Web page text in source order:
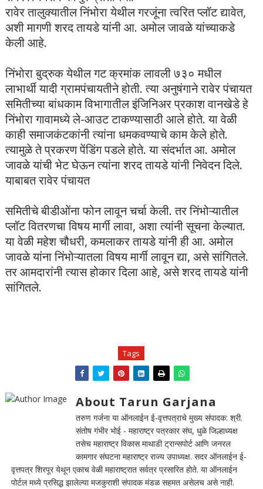
रावेर तालुक्यातील निंभोरा येथील गरजूंना त्वरित प्लॉट द्यावेत,
अशी मागणी शरद तायडे यांनी आ. अमोल जावळे यांच्याकडे
केली आहे.
निंभोरा बुद्रुक येथील गट क्रमांक लावली ७३० मधील
लाभार्थी यादी ग्रामपंचायतीने होती. त्या अनुषंगाने रावेर पंचायत
समितीच्या बांधकाम विभागातील इंजिनिअर प्रकाश वानखेडे हे
निंभोरा गावामध्ये ले-आउट टाकण्यासाठी आले होते. या वेळी
काही समाजकंटकांनी त्यांना धमकवण्याचे काम केले होते.
त्यामुळे ते प्रकरण पेंडिंग पडले होते. या संदर्भात आ. अमोल
जावळे यांची भेट घेऊन त्यांना शरद तायडे यांनी निवेदन दिले.
याबाबत रावेर पंचायत
समितीचे बीडीओंना फोन लावून चर्चा केली. तर निंभोऱ्यातील
प्लॉट वितरणचा विषय मार्गी लावा, अशा त्यांनी सूचना केल्यात.
या वेळी महेश चौधरी, कमलाकर तायडे यांनी ही आ. अमोल
जावळे यांना निंभोऱ्यातला विषय मार्गीलावून द्या, असे सांगितले.
तर आमदारांनी त्यास होकार दिला आहे, असे शरद तायडे यांनी
सांगितले.
Tags
About Tarun Garjana
तरुण गर्जना या ऑनलाईन ई-वृत्तपत्राचे मुख्य संपादक: श्री.
संतोष गंभीर भोई - महाराष्ट्र पत्रकार संघ, धुळे जिल्हाध्यक्ष
तसेच महाराष्ट्र विकास माथाडी ट्रान्सपोर्ट आणि जनरल
कामगार संघटना महाराष्ट्र राज्य उपाध्यक्ष. सदर ऑनलाईन ई-
वृत्तपत्र शिरपूर येथून एकाच वेळी महाराष्ट्रात सर्वत्र प्रसारित होते. या ऑनलाईन
पोर्टल मध्ये प्रसिद्ध झालेल्या मजकुराशी संपादक मंडळ सहमत असेलच असे नाही.